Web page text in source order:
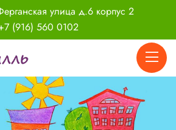
улица д.6 корпус 2
(916) 560 0102